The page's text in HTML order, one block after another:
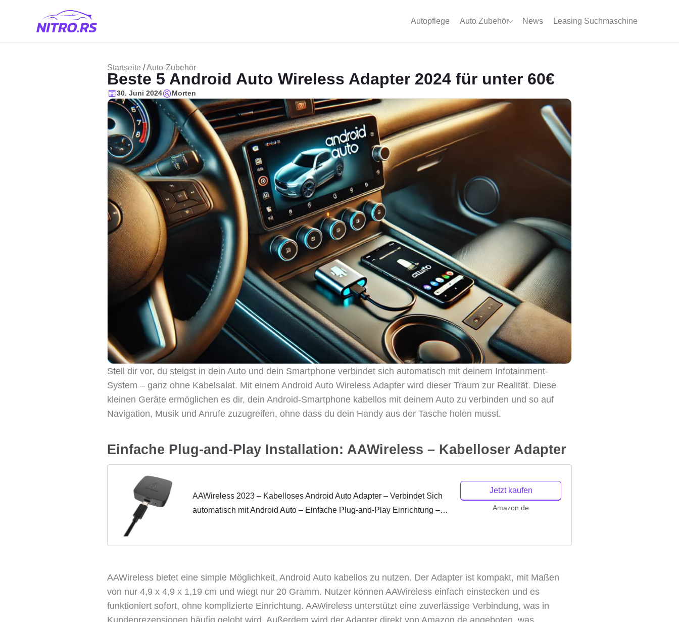
Autopflege Auto Zubehör News Leasing Suchmaschine
Startseite /Auto-Zubehör
Beste 5 Android Auto Wireless Adapter 2024 für unter 60€
30. Juni 2024 Morten
Stell dir vor, du steigst in dein Auto und dein Smartphone verbindet sich automatisch mit deinem Infotainment-
System – ganz ohne Kabelsalat. Mit einem Android Auto Wireless Adapter wird dieser Traum zur Realität. Diese
kleinen Geräte ermöglichen es dir, dein Android-Smartphone kabellos mit deinem Auto zu verbinden und so auf
Navigation, Musik und Anrufe zuzugreifen, ohne dass du dein Handy aus der Tasche holen musst.
Einfache Plug-and-Play Installation: AAWireless – Kabelloser Adapter
AAWireless 2023 – Kabelloses Android Auto Adapter – Verbindet Sich
automatisch mit Android Auto – Einfache Plug-and-Play Einrichtung –
Jetzt kaufen
Amazon.de
AAWireless bietet eine simple Möglichkeit, Android Auto kabellos zu nutzen. Der Adapter ist kompakt, mit Maßen
von nur 4,9 x 4,9 x 1,19 cm und wiegt nur 20 Gramm. Nutzer können AAWireless einfach einstecken und es
funktioniert sofort, ohne komplizierte Einrichtung. AAWireless unterstützt eine zuverlässige Verbindung, was in
Kundenrezensionen häufig gelobt wird. Außerdem wird der Adapter direkt von Amazon.de angeboten, was